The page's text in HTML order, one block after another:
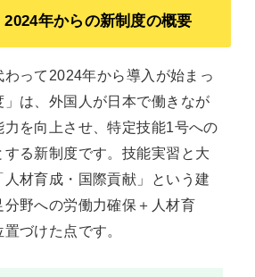
年からの新制度の概要
って2024年から導入が始まっ
」は、外国人が日本で働きなが
力を向上させ、特定技能1号への
る新制度です。技能実習と大
人材育成・国際貢献」という建
野への労働力確保＋人材育
づけた点です。